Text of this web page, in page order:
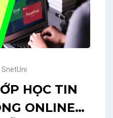
SnetUni
HỌC TIN
ONLINE